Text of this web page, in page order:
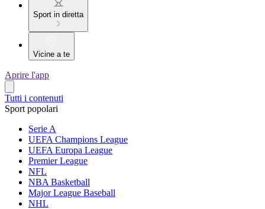
Sport in diretta
Vicine a te
Aprire l'app
Tutti i contenuti
Sport popolari
Serie A
UEFA Champions League
UEFA Europa League
Premier League
NFL
NBA Basketball
Major League Baseball
NHL